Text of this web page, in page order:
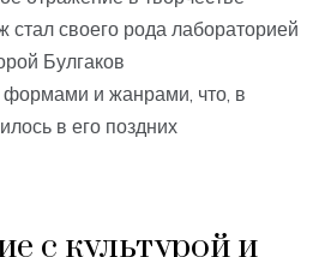
стал своего рода лабораторией
Булгаков
формами и жанрами, что, в
в его поздних
с культурой и